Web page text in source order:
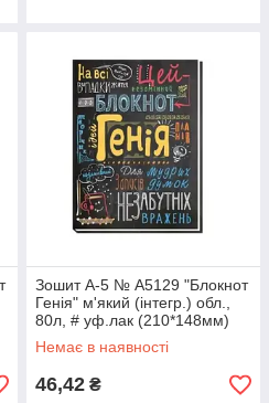
Зошит A-5 № А5129 "Блокнот
Генія" м'який (інтегр.) обл.,
80л, # уф.лак (210*148мм)
Немає в наявності
46,42 ₴